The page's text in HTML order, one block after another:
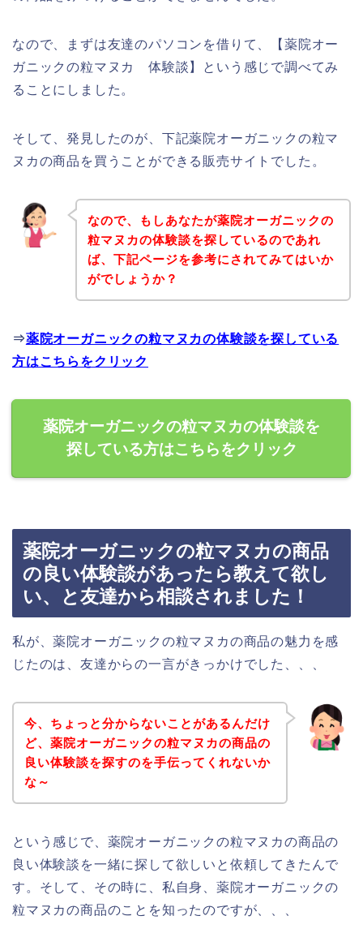
なので、まずは友達のパソコンを借りて、【薬院オー
ガニックの粒マヌカ 体験談】という感じで調べてみ
ることにしました。
そして、発見したのが、下記薬院オーガニックの粒マ
ヌカの商品を買うことができる販売サイトでした。
なので、もしあなたが薬院オーガニックの
粒マヌカの体験談を探しているのであれ
ば、下記ページを参考にされてみてはいか
がでしょうか？
⇒薬院オーガニックの粒マヌカの体験談を探している
方はこちらをクリック
薬院オーガニックの粒マヌカの体験談を
探している方はこちらをクリック
薬院オーガニックの粒マヌカの商品
の良い体験談があったら教えて欲し
い、と友達から相談されました！
私が、薬院オーガニックの粒マヌカの商品の魅力を感
じたのは、友達からの一言がきっかけでした、、、
今、ちょっと分からないことがあるんだけ
ど、薬院オーガニックの粒マヌカの商品の
良い体験談を探すのを手伝ってくれないか
な～
という感じで、薬院オーガニックの粒マヌカの商品の
良い体験談を一緒に探して欲しいと依頼してきたんで
す。そして、その時に、私自身、薬院オーガニックの
粒マヌカの商品のことを知ったのですが、、、